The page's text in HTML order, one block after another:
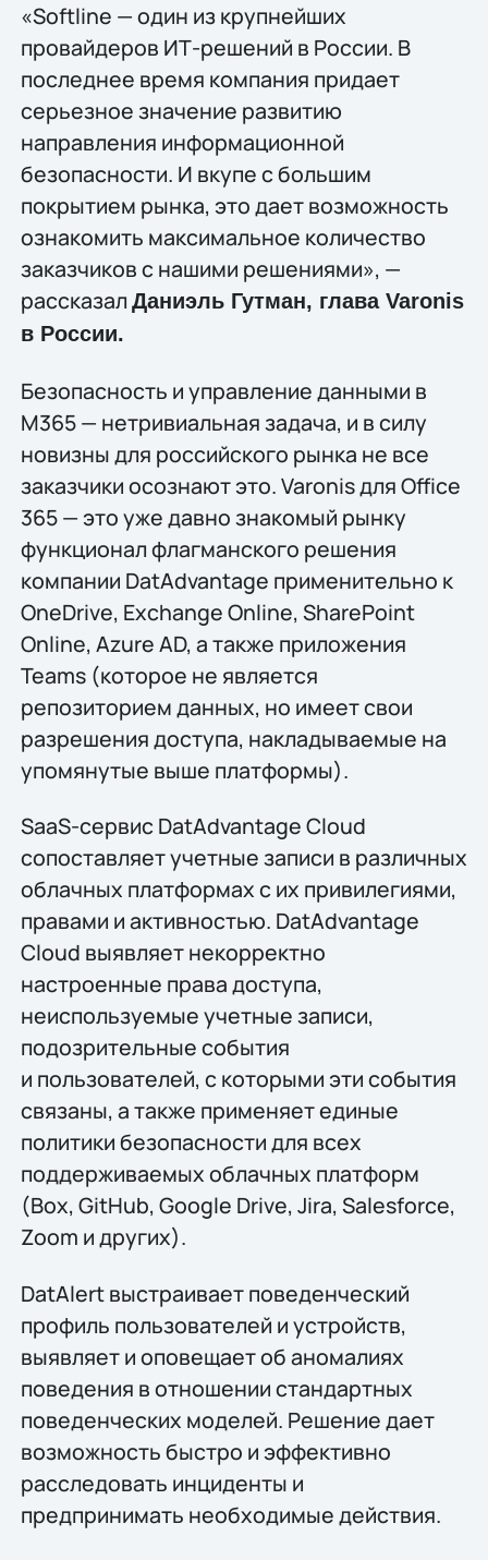
«Softline — один из крупнейших
провайдеров ИТ-решений в России. В
последнее время компания придает
серьезное значение развитию
направления информационной
безопасности. И вкупе с большим
покрытием рынка, это дает возможность
ознакомить максимальное количество
заказчиков с нашими решениями», —
рассказал Даниэль Гутман, глава Varonis
в России.
Безопасность и управление данными в
M365 — нетривиальная задача, и в силу
новизны для российского рынка не все
заказчики осознают это. Varonis для Office
365 — это уже давно знакомый рынку
функционал флагманского решения
компании DatAdvantage применительно к
OneDrive, Exchange Online, SharePoint
Online, Azure AD, а также приложения
Teams (которое не является
репозиторием данных, но имеет свои
разрешения доступа, накладываемые на
упомянутые выше платформы).
SaaS-сервис DatAdvantage Cloud
сопоставляет учетные записи в различных
облачных платформах с их привилегиями,
правами и активностью. DatAdvantage
Cloud выявляет некорректно
настроенные права доступа,
неиспользуемые учетные записи,
подозрительные события
и пользователей, с которыми эти события
связаны, а также применяет единые
политики безопасности для всех
поддерживаемых облачных платформ
(Box, GitHub, Google Drive, Jira, Salesforce,
Zoom и других).
DatAlert выстраивает поведенческий
профиль пользователей и устройств,
выявляет и оповещает об аномалиях
поведения в отношении стандартных
поведенческих моделей. Решение дает
возможность быстро и эффективно
расследовать инциденты и
предпринимать необходимые действия.